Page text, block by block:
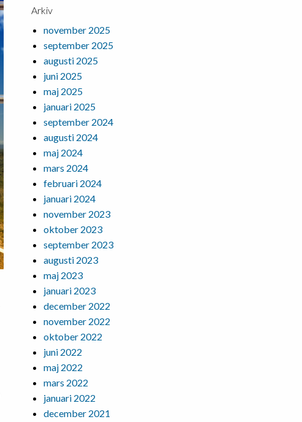
Arkiv
november 2025
september 2025
augusti 2025
juni 2025
maj 2025
januari 2025
september 2024
augusti 2024
maj 2024
mars 2024
februari 2024
januari 2024
november 2023
oktober 2023
september 2023
augusti 2023
maj 2023
januari 2023
december 2022
november 2022
oktober 2022
juni 2022
maj 2022
mars 2022
januari 2022
december 2021